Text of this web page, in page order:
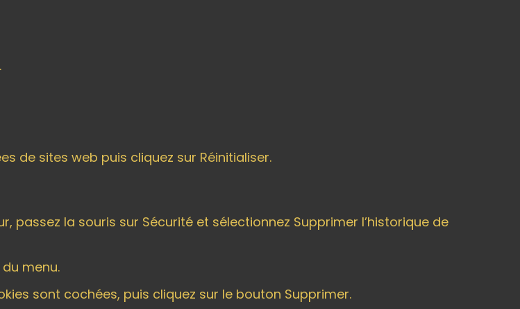
de sites web puis cliquez sur Réinitialiser.
la souris sur Sécurité et sélectionnez Supprimer l’historique de
menu.
sont cochées, puis cliquez sur le bouton Supprimer.